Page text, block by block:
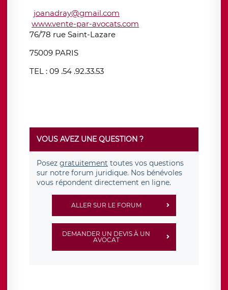
joanadray@gmail.com
www.vente-par-avocats.com
76/78 rue Saint-Lazare
75009 PARIS
TEL : 09 .54 .92.33.53
VOUS AVEZ UNE QUESTION ?
Posez gratuitement toutes vos questions
sur notre forum juridique. Nos bénévoles
vous répondent directement en ligne.
ALLER SUR LE FORUM
DEMANDER UN DEVIS À UN
AVOCAT